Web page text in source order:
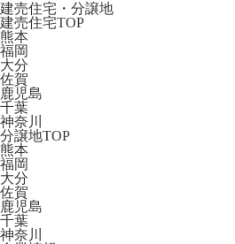
建売住宅・分譲地
建売住宅TOP
熊本
福岡
大分
佐賀
鹿児島
千葉
神奈川
分譲地TOP
熊本
福岡
大分
佐賀
鹿児島
千葉
神奈川